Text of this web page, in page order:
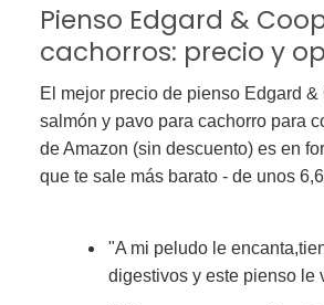
Pienso Edgard &
cachorros: precio y
El mejor precio de pienso Edgard &
salmón y pavo para cachorro para
de Amazon (sin descuento) es en
que te sale más barato - de unos
"A mi peludo le
digestivos y este pienso le